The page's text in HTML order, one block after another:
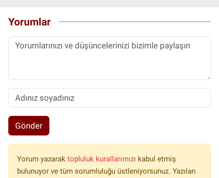
Yorumlar
Gönder
Yorum yazarak topluluk kurallarımızı kabul etmiş
bulunuyor ve tüm sorumluluğu üstleniyorsunuz. Yazılan